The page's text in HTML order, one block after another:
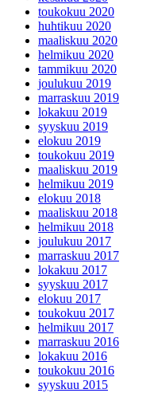
toukokuu 2020
huhtikuu 2020
maaliskuu 2020
helmikuu 2020
tammikuu 2020
joulukuu 2019
marraskuu 2019
lokakuu 2019
syyskuu 2019
elokuu 2019
toukokuu 2019
maaliskuu 2019
helmikuu 2019
elokuu 2018
maaliskuu 2018
helmikuu 2018
joulukuu 2017
marraskuu 2017
lokakuu 2017
syyskuu 2017
elokuu 2017
toukokuu 2017
helmikuu 2017
marraskuu 2016
lokakuu 2016
toukokuu 2016
syyskuu 2015